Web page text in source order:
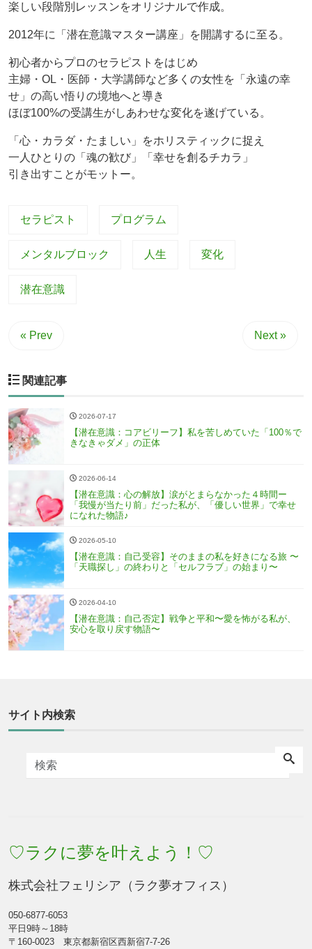
楽しい段階別レッスンをオリジナルで作成。
2012年に「潜在意識マスター講座」を開講するに至る。
初心者からプロのセラピストをはじめ
主婦・OL・医師・大学講師など多くの女性を「永遠の幸
せ」の高い悟りの境地へと導き
ほぼ100%の受講生がしあわせな変化を遂げている。
「心・カラダ・たましい」をホリスティックに捉え
一人ひとりの「魂の歓び」「幸せを創るチカラ」
引き出すことがモットー。
セラピスト プログラム
メンタルブロック 人生 変化
潜在意識
« Prev Next »
関連記事
2026-07-17
【潜在意識：コアビリーフ】私を苦しめていた「100％で
きなきゃダメ」の正体
2026-06-14
【潜在意識：心の解放】涙がとまらなかった４時間ー
「我慢が当たり前」だった私が、「優しい世界」で幸せ
になれた物語♪
2026-05-10
【潜在意識：自己受容】そのままの私を好きになる旅 〜
「天職探し」の終わりと「セルフラブ」の始まり〜
2026-04-10
【潜在意識：自己否定】戦争と平和〜愛を怖がる私が、
安心を取り戻す物語〜
サイト内検索
♡ラクに夢を叶えよう！♡
株式会社フェリシア（ラク夢オフィス）
050-6877-6053
平日9時～18時
〒160-0023 東京都新宿区西新宿7-7-26